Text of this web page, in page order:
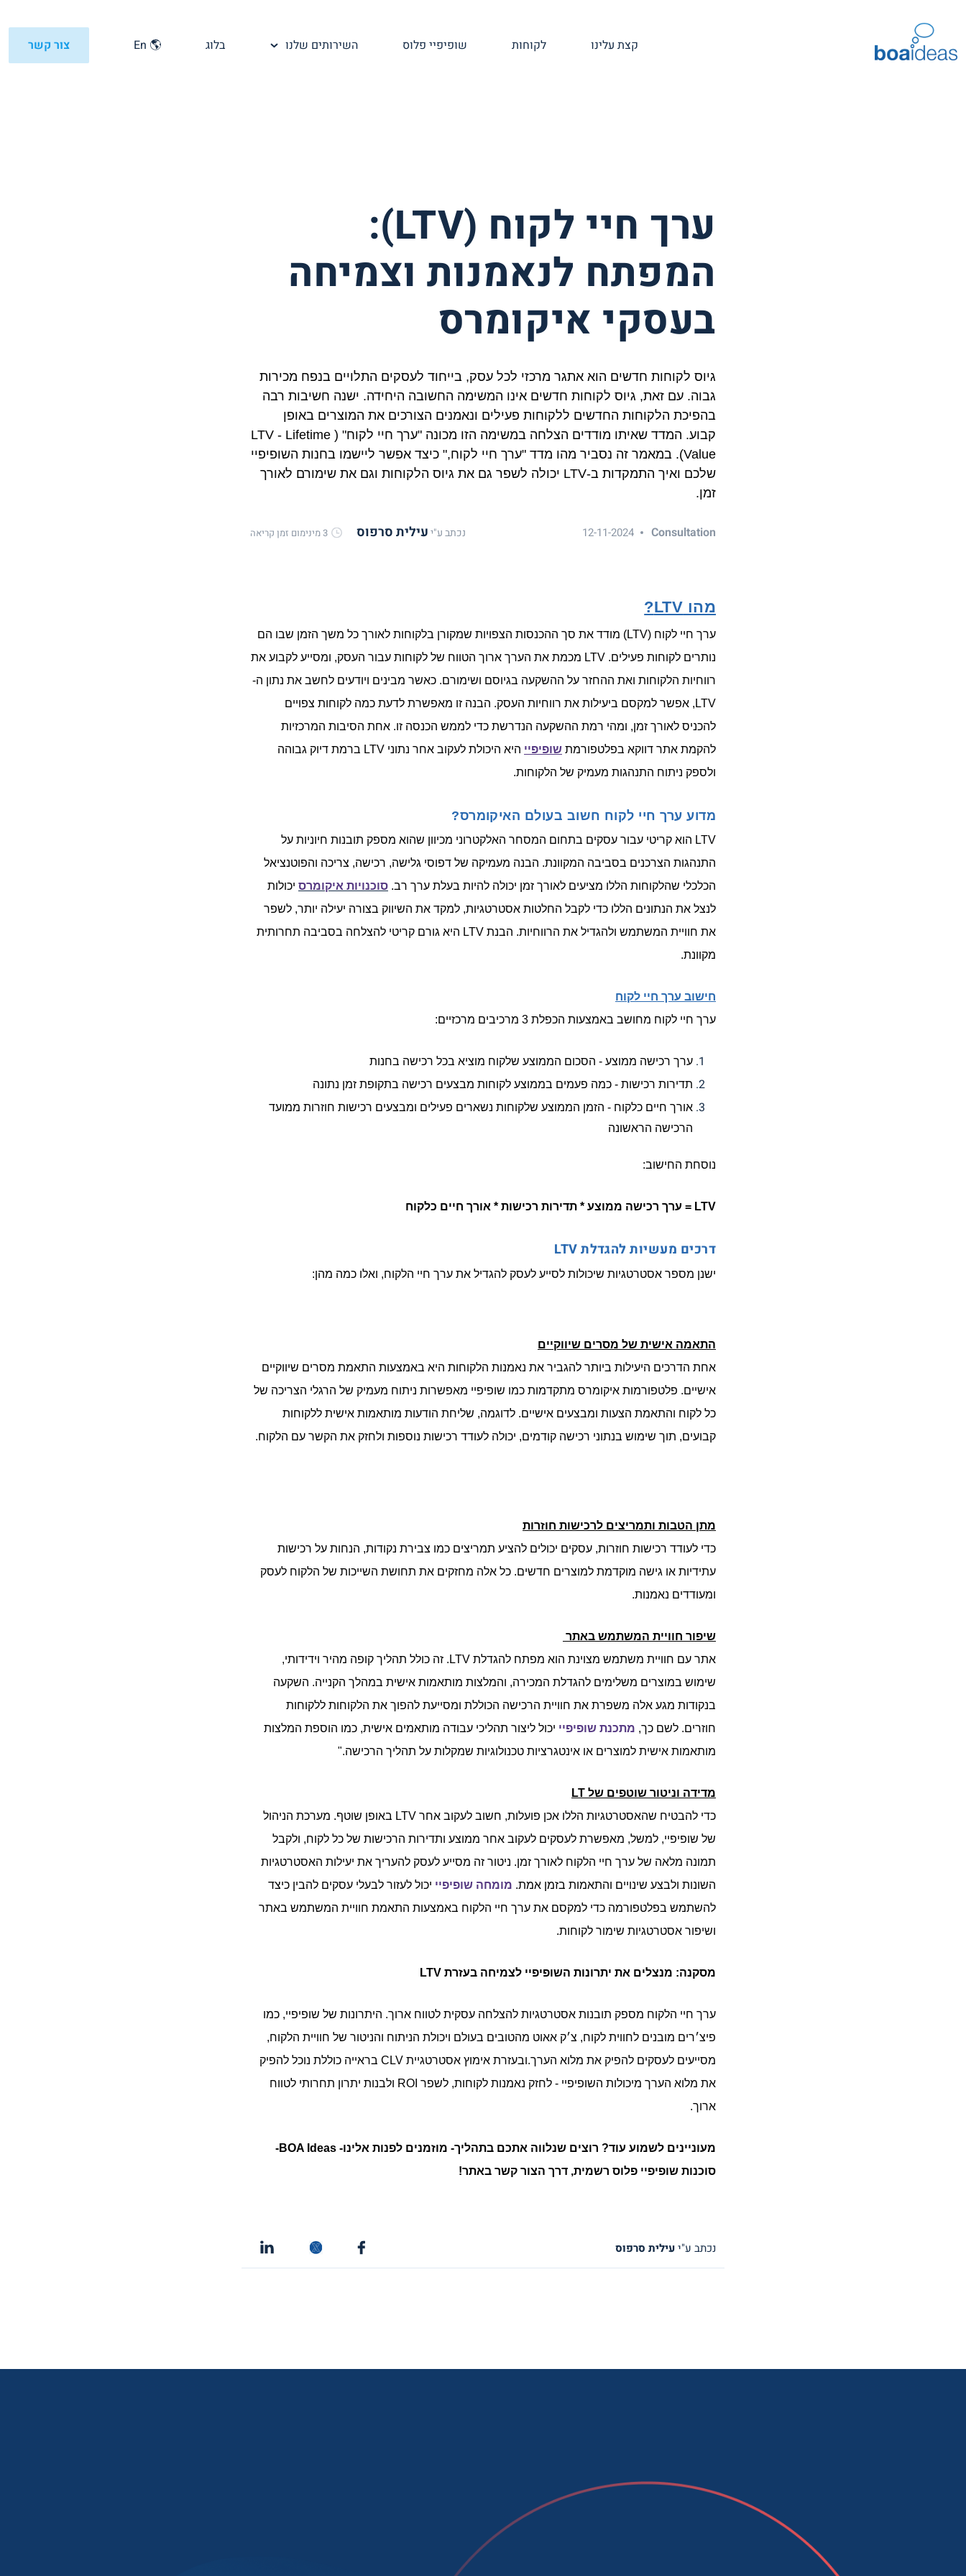
קצת עלינו לקוחות שופיפיי פלוס השירותים שלנו בלוג 🌎 En צור קשר
ערך חיי לקוח (LTV):
המפתח לנאמנות וצמיחה
בעסקי איקומרס
קבוע. המדד שאיתו מודדים הצלחה במשימה הזו מכונה "ערך חיי לקוח" (LTV - Lifetime
זמן.
Consultation
12-11-2024 נכתב ע"יעילית סרפוס 3 מינימום זמן קריאה
מהו LTV?
ערך חיי לקוח (LTV) מודד את סך ההכנסות הצפויות שמקורן בלקוחות לאורך כל משך הזמן שבו הם
נותרים לקוחות פעילים. LTV מכמת את הערך ארוך הטווח של לקוחות עבור העסק, ומסייע לקבוע את
רווחיות הלקוחות ואת ההחזר על ההשקעה בגיוסם ושימורם. כאשר מבינים ויודעים לחשב את נתון ה-
LTV, אפשר למקסם ביעילות את רווחיות העסק. הבנה זו מאפשרת לדעת כמה לקוחות צפויים
להכניס לאורך זמן, ומהי רמת ההשקעה הנדרשת כדי לממש הכנסה זו. אחת הסיבות המרכזיות
להקמת אתר דווקא בפלטפורמת שופיפיי
היא היכולת לעקוב אחר נתוני LTV ברמת דיוק גבוהה
ולספק ניתוח התנהגות מעמיק של הלקוחות.
מדוע ערך חיי לקוח חשוב בעולם האיקומרס?
LTV הוא קריטי עבור עסקים בתחום המסחר האלקטרוני מכיוון שהוא מספק תובנות חיוניות על
התנהגות הצרכנים בסביבה המקוונת. הבנה מעמיקה של דפוסי גלישה, רכישה, צריכה והפוטנציאל
הכלכלי שהלקוחות הללו מציעים לאורך זמן יכולה להיות בעלת ערך רב. סוכנויות איקומרס יכולות
לנצל את הנתונים הללו כדי לקבל החלטות אסטרטגיות, למקד את השיווק בצורה יעילה יותר, לשפר
את חוויית המשתמש ולהגדיל את הרווחיות. הבנת LTV היא גורם קריטי להצלחה בסביבה תחרותית
מקוונת.
חישוב ערך חיי לקוח
ערך חיי לקוח מחושב באמצעות הכפלת 3 מרכיבים מרכזיים:
ערך רכישה ממוצע - הסכום הממוצע שלקוח מוציא בכל רכישה בחנות
תדירות רכישות - כמה פעמים בממוצע לקוחות מבצעים רכישה בתקופת זמן נתונה
אורך חיים כלקוח - הזמן הממוצע שלקוחות נשארים פעילים ומבצעים רכישות חוזרות ממועד
הרכישה הראשונה
נוסחת החישוב:
LTV = ערך רכישה ממוצע * תדירות רכישות * אורך חיים כלקוח
דרכים מעשיות להגדלת LTV
ישנן מספר אסטרטגיות שיכולות לסייע לעסק להגדיל את ערך חיי הלקוח, ואלו כמה מהן:
התאמה אישית של מסרים שיווקיים
אחת הדרכים היעילות ביותר להגביר את נאמנות הלקוחות היא באמצעות התאמת מסרים שיווקיים
אישיים. פלטפורמות איקומרס מתקדמות כמו שופיפיי מאפשרות ניתוח מעמיק של הרגלי הצריכה של
כל לקוח והתאמת הצעות ומבצעים אישיים. לדוגמה, שליחת הודעות מותאמות אישית ללקוחות
קבועים, תוך שימוש בנתוני רכישה קודמים, יכולה לעודד רכישות נוספות ולחזק את הקשר עם הלקוח.
מתן הטבות ותמריצים לרכישות חוזרות
כדי לעודד רכישות חוזרות, עסקים יכולים להציע תמריצים כמו צבירת נקודות, הנחות על רכישות
עתידיות או גישה מוקדמת למוצרים חדשים. כל אלה מחזקים את תחושת השייכות של הלקוח לעסק
ומעודדים נאמנות.
שיפור חוויית המשתמש באתר
אתר עם חוויית משתמש מצוינת הוא מפתח להגדלת LTV. זה כולל תהליך קופה מהיר וידידותי,
שימוש במוצרים משלימים להגדלת המכירה, והמלצות מותאמות אישית במהלך הקנייה. השקעה
בנקודות מגע אלה משפרת את חוויית הרכישה הכוללת ומסייעת להפוך את הלקוחות ללקוחות
חוזרים. לשם כך, מתכנת שופיפיי יכול ליצור תהליכי עבודה מותאמים אישית, כמו הוספת המלצות
מותאמות אישית למוצרים או אינטגרציות טכנולוגיות שמקלות על תהליך הרכישה."
מדידה וניטור שוטפים של LT
כדי להבטיח שהאסטרטגיות הללו אכן פועלות, חשוב לעקוב אחר LTV באופן שוטף. מערכת הניהול
של שופיפיי, למשל, מאפשרת לעסקים לעקוב אחר ממוצע ותדירות הרכישות של כל לקוח, ולקבל
תמונה מלאה של ערך חיי הלקוח לאורך זמן. ניטור זה מסייע לעסק להעריך את יעילות האסטרטגיות
השונות ולבצע שינויים והתאמות בזמן אמת. מומחה שופיפיי יכול לעזור לבעלי עסקים להבין כיצד
להשתמש בפלטפורמה כדי למקסם את ערך חיי הלקוח באמצעות התאמת חוויית המשתמש באתר
ושיפור אסטרטגיות שימור לקוחות.
מסקנה: מנצלים את יתרונות השופיפיי לצמיחה בעזרת LTV
ערך חיי הלקוח מספק תובנות אסטרטגיות להצלחה עסקית לטווח ארוך. היתרונות של שופיפיי, כמו
פיצ׳רים מובנים לחווית לקוח, צ׳ק אאוט מהטובים בעולם ויכולת הניתוח והניטור של חוויית הלקוח,
מסייעים לעסקים להפיק את מלוא הערך.ו
ארוך.
סוכנות שופיפיי פלוס רשמית, דרך הצור קשר באתר!
נכתב ע"יעילית סרפוס